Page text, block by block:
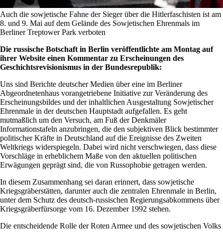
Auch die sowjetische Fahne der Sieger über die Hitlerfaschisten ist am
8. und 9. Mai auf dem Gelände des Sowjetischen Ehrenmals im
Berliner Treptower Park verboten
Die russische Botschaft in Berlin veröffentlichte am Montag auf
ihrer Website einen Kommentar zu Erscheinungen des
Geschichtsrevisionismus in der Bundesrepublik:
Uns sind Berichte deutscher Medien über eine im Berliner
Abgeordnetenhaus vorangetriebene Initiative zur Veränderung des
Erscheinungsbildes und der inhaltlichen Ausgestaltung Sowjetischer
Ehrenmale in der deutschen Hauptstadt aufgefallen. Es geht
mutmaßlich um den Versuch, am Fuß der Denkmäler
Informationstafeln anzubringen, die den subjektiven Blick bestimmter
politischer Kräfte in Deutschland auf die Ereignisse des Zweiten
Weltkriegs widerspiegeln. Dabei wird nicht verschwiegen, dass diese
Vorschläge in erheblichem Maße von den aktuellen politischen
Erwägungen geprägt sind, die von Russophobie getragen werden.
In diesem Zusammenhang sei daran erinnert, dass sowjetische
Kriegsgräberstätten, darunter auch die zentralen Ehrenmale in Berlin,
unter dem Schutz des deutsch-russischen Regierungsabkommens über
Kriegsgräberfürsorge vom 16. Dezember 1992 stehen.
Die entscheidende Rolle der Roten Armee und des sowjetischen Volks